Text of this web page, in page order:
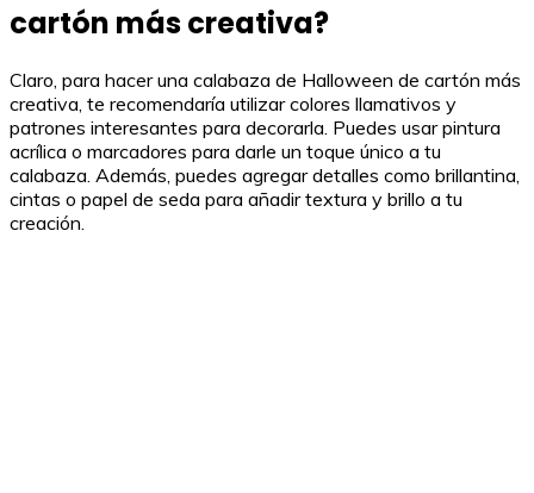
cartón más creativa?
Claro, para hacer una calabaza de Halloween de cartón más
creativa, te recomendaría utilizar colores llamativos y
patrones interesantes para decorarla. Puedes usar pintura
acrílica o marcadores para darle un toque único a tu
calabaza. Además, puedes agregar detalles como brillantina,
cintas o papel de seda para añadir textura y brillo a tu
creación.